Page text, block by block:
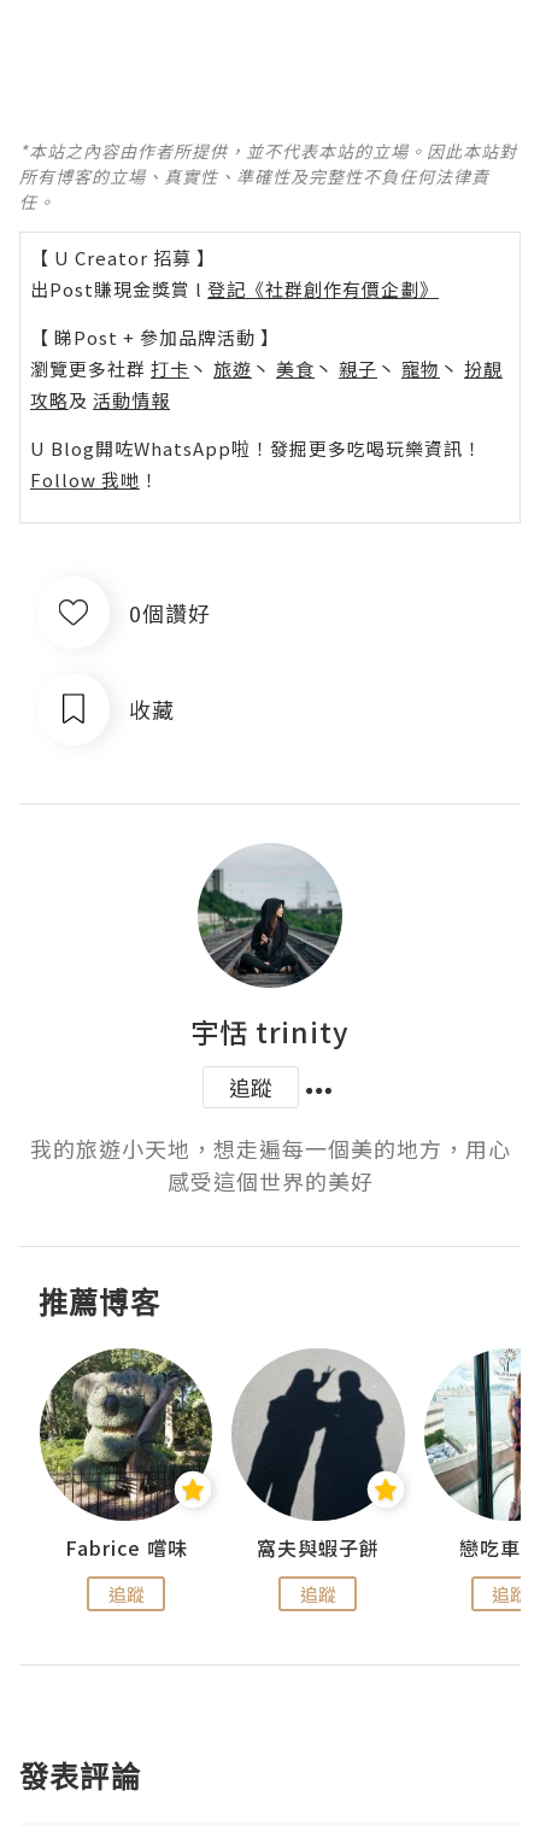
*本站之內容由作者所提供，並不代表本站的立場。因此本站對
所有博客的立場、真實性、準確性及完整性不負任何法律責
任。
【 U Creator 招募 】
出Post賺現金獎賞 l 登記《社群創作有價企劃》
【 睇Post + 參加品牌活動 】
瀏覽更多社群 打卡 丶 旅遊 丶 美食 丶 親子 丶 寵物 丶 扮靚
攻略及 活動情報
U Blog開咗WhatsApp啦！發掘更多吃喝玩樂資訊！
Follow 我哋 ！
0個讚好
收藏
宇恬 trinity
追蹤
我的旅遊小天地，想走遍每一個美的地方，用心
感受這個世界的美好
推薦博客
Fabrice 嚐味
追蹤
窩夫與蝦子餅
追蹤
戀吃車
追蹤
發表評論